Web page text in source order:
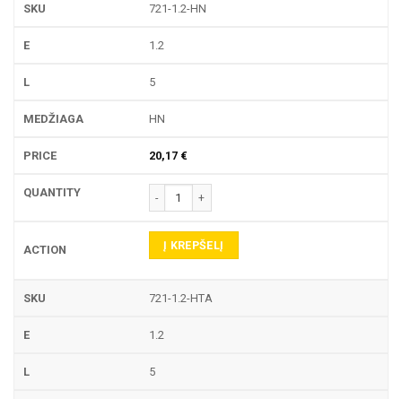
721-1.2-HN
1.2
5
HN
20,17 €
produkto kiekis: 721 TEKINIMO PLOKŠTELĖ
Į KREPŠELĮ
721-1.2-HTA
1.2
5